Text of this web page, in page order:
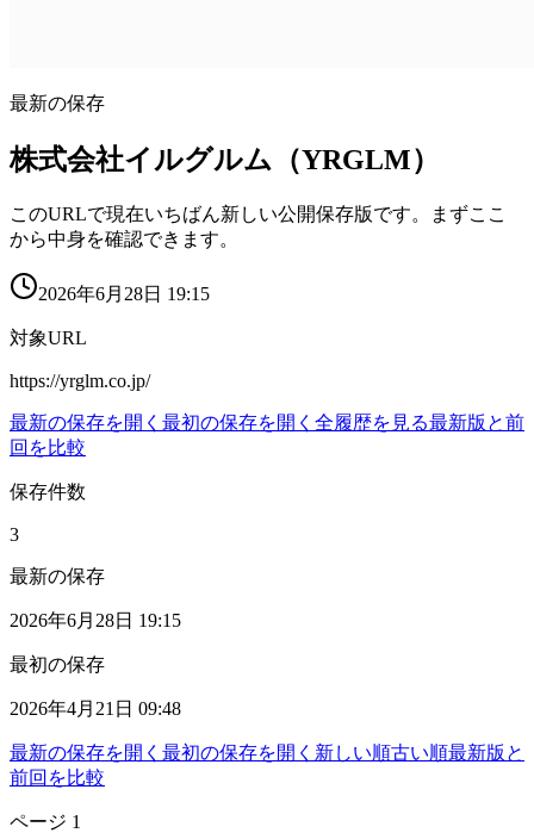
最新の保存
株式会社イルグルム（YRGLM）
このURLで現在いちばん新しい公開保存版です。まずここ
から中身を確認できます。
2026年6月28日 19:15
対象URL
https://yrglm.co.jp/
最新の保存を開く 最初の保存を開く 全履歴を見る最新版と前
回を比較
保存件数
3
最新の保存
2026年6月28日 19:15
最初の保存
2026年4月21日 09:48
最新の保存を開く 最初の保存を開く 新しい順古い順最新版と
前回を比較
ページ 1